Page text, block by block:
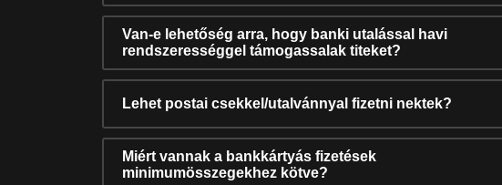
Van-e lehetőség arra, hogy banki utalással havi
rendszerességgel támogassalak titeket?
Lehet postai csekkel/utalvánnyal fizetni nektek?
Miért vannak a bankkártyás fizetések
minimumösszegekhez kötve?